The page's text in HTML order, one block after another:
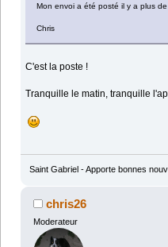
Mon envoi a été posté il y a plus
Chris
C'est la poste !
Tranquille le matin, tranquille
Saint Gabriel - Apporte bonnes
chris26
Moderateur